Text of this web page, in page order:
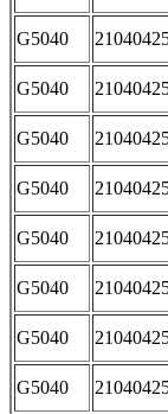
G5040
G5040
G5040
G5040
G5040
G5040
G5040
G5040